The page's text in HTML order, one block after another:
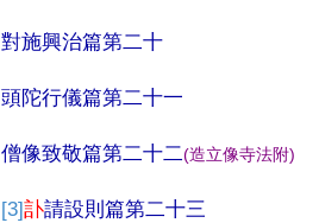
對施興治篇第二十
頭陀行儀篇第二十一
僧像致敬篇第二十二(造立像寺法附)
[3]訃請設則篇第二十三